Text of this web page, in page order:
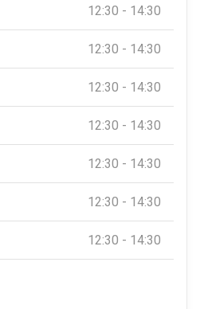
12:30 - 14:30
12:30 - 14:30
12:30 - 14:30
12:30 - 14:30
12:30 - 14:30
12:30 - 14:30
12:30 - 14:30